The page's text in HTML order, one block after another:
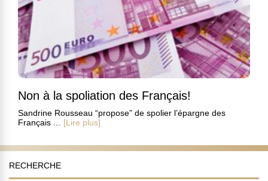
Non à la spoliation des Français!
Sandrine Rousseau “propose” de spolier l’épargne des
Français ...
[Lire plus]
RECHERCHE